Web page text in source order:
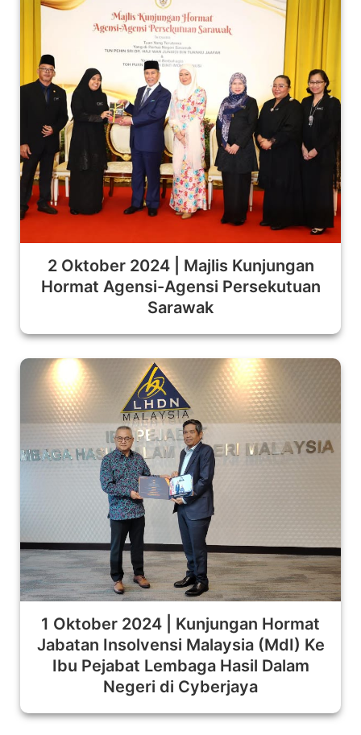
2 Oktober 2024 | Majlis Kunjungan
Hormat Agensi-Agensi Persekutuan
Sarawak
1 Oktober 2024 | Kunjungan Hormat
Jabatan Insolvensi Malaysia (MdI) Ke
Ibu Pejabat Lembaga Hasil Dalam
Negeri di Cyberjaya